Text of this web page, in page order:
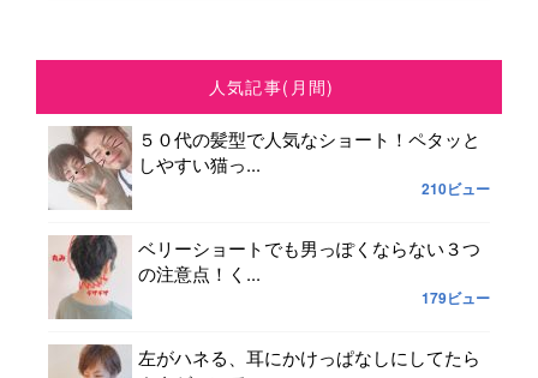
人気記事(月間)
５０代の髪型で人気なショート！ペタッと
しやすい猫っ...
210ビュー
ベリーショートでも男っぽくならない３つ
の注意点！く...
179ビュー
左がハネる、耳にかけっぱなしにしてたら